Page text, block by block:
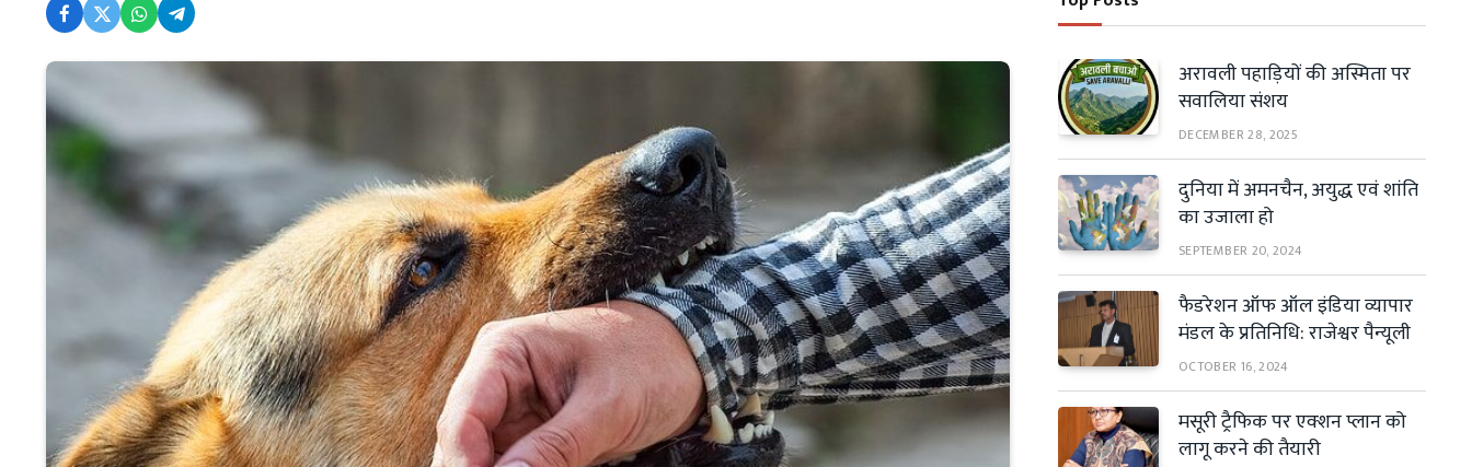
अरावली पहाड़ियों की अस्मिता पर
सवालिया संशय
DECEMBER 28, 2025
दुनिया में अमनचैन, अयुद्ध एवं शांति
का उजाला हो
SEPTEMBER 20, 2024
फैडरेशन ऑफ ऑल इंडिया व्यापार
मंडल के प्रतिनिधि: राजेश्वर पैन्यूली
OCTOBER 16, 2024
मसूरी ट्रैफिक पर एक्शन प्लान को
लागू करने की तैयारी